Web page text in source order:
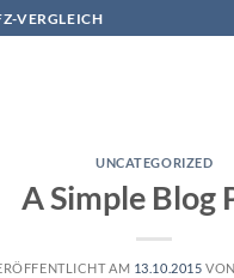
VERGLEICH
UNCATEGORIZED
A Simple Blog
AM 13.10.2015 VON